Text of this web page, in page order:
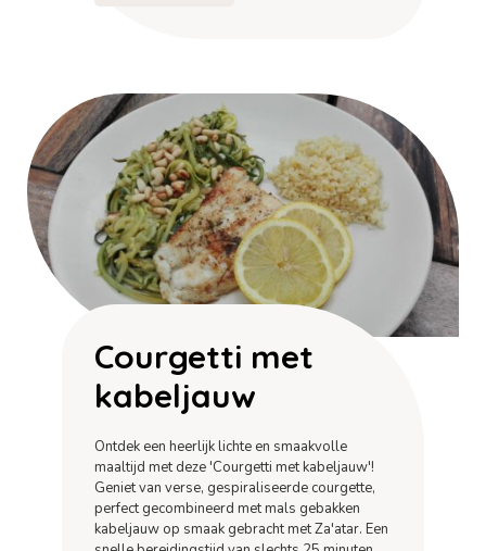
Courgetti met
kabeljauw
Ontdek een heerlijk lichte en smaakvolle
maaltijd met deze 'Courgetti met kabeljauw'!
Geniet van verse, gespiraliseerde courgette,
perfect gecombineerd met mals gebakken
kabeljauw op smaak gebracht met Za'atar. Een